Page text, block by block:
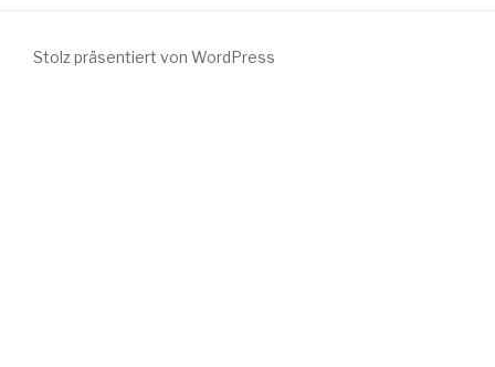
Stolz präsentiert von WordPress